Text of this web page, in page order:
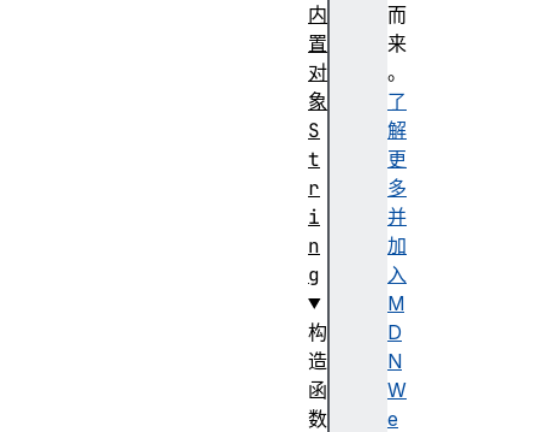
而
来
。
了
解
更
多
并
加
入
M
D
N
W
e
内
置
对
象
S
t
r
i
n
g
构
造
函
数